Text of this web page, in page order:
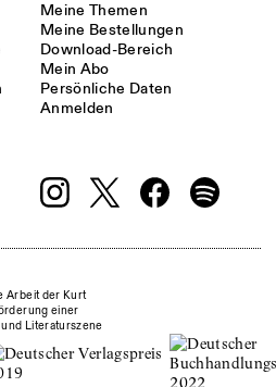
Meine Themen
Meine Bestellungen
Download-Bereich
Mein Abo
Persönliche Daten
Anmelden
Arbeit der Kurt
einer
Literaturszene